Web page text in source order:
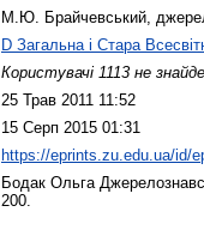
М.Ю. Брайчевський,
D Загальна і Стара
Користувачі 1113 не
25 Трав 2011 11:52
15 Серп 2015 01:31
https://eprints.zu.edu.ua/id/
Бодак Ольга
200.